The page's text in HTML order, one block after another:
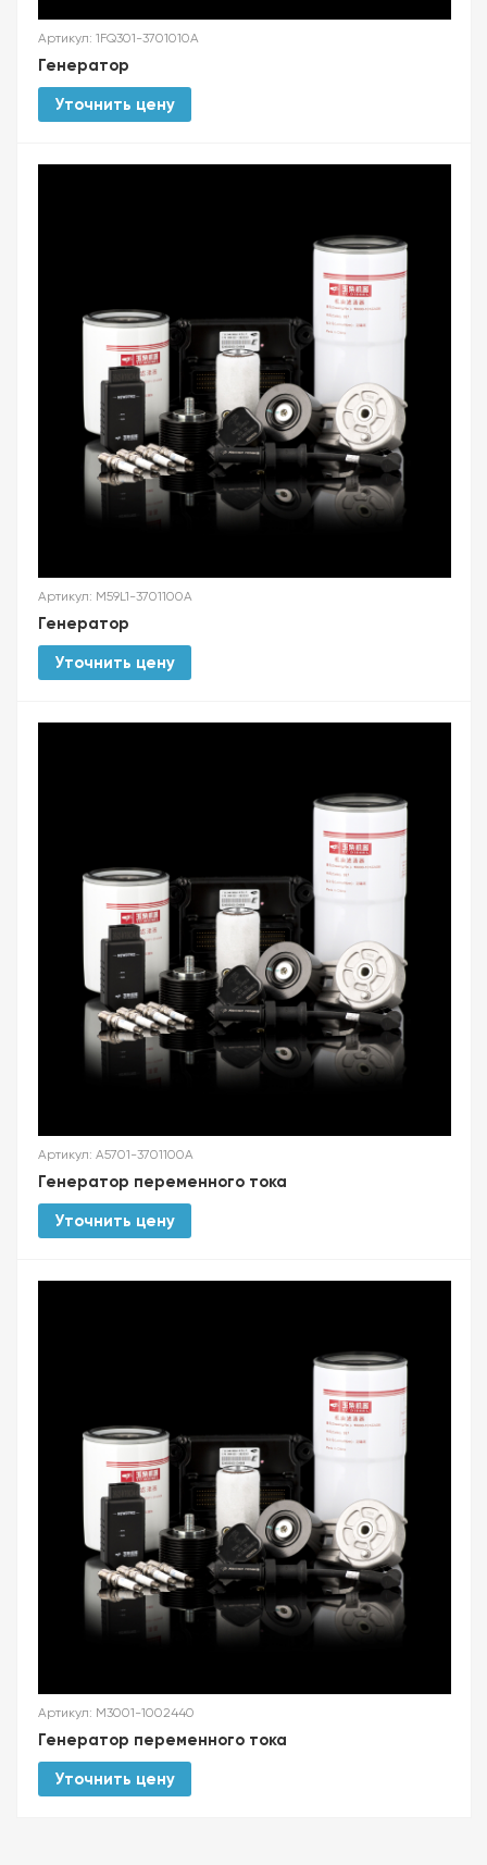
Артикул: 1FQ301-3701010A
Генератор
Уточнить цену
Артикул: M59L1-3701100A
Генератор
Уточнить цену
Артикул: A5701-3701100A
Генератор переменного тока
Уточнить цену
Артикул: M3001-1002440
Генератор переменного тока
Уточнить цену